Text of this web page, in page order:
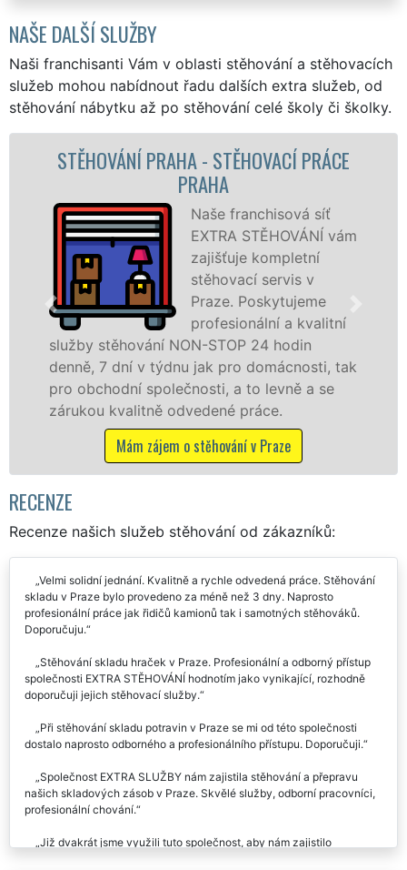
NAŠE DALŠÍ SLUŽBY
Naši franchisanti Vám v oblasti stěhování a stěhovacích
služeb mohou nabídnout řadu dalších extra služeb, od
stěhování nábytku až po stěhování celé školy či školky.
PRAHA - STĚHOVACÍ PRÁCE
Naše franchisová síť
EXTRA STĚHOVÁNÍ vám
zajišťuje kompletní
stěhovací servis v
Praze. Poskytujeme
profesionální a kvalitní
NON-STOP 24 hodin
v týdnu jak pro domácnosti, tak
společnosti, a to levně a se
odvedené práce.
zájem o stěhování v Praze
celém
franchisové
Mám
RECENZE
Recenze našich služeb stěhování od zákazníků:
Velmi solidní jednání. Kvalitně a rychle odvedená práce. Stěhování
skladu v Praze bylo provedeno za méně než 3 dny. Naprosto
profesionální práce jak řidičů kamionů tak i samotných stěhováků.
Stěhování skladu hraček v Praze. Profesionální a odborný přístup
společnosti EXTRA STĚHOVÁNÍ hodnotím jako vynikající, rozhodně
Při stěhování skladu potravin v Praze se mi od této společnosti
Společnost EXTRA SLUŽBY nám zajistila stěhování a přepravu
našich skladových zásob v Praze. Skvělé služby, odborní pracovníci,